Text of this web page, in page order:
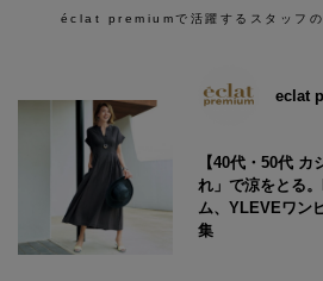
éclat premiumで活躍するスタッフの
eclat
【40代・50代
れ」で涼をとる
ム、YLEVEワン
集